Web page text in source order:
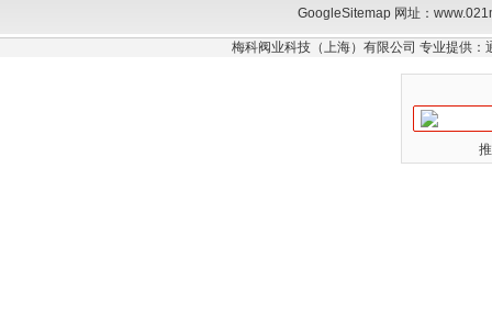
GoogleSitemap网址：
梅科阀业科技（上海）有限公司 专业提供